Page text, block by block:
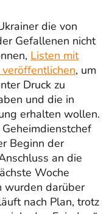
die von
Gefallenen nicht
Listen mit
, um
Druck zu
und die in
erhalten wollen.
Beginn der
an die
Woche
wurden darüber
nach Plan, trotz